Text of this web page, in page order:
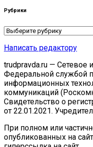
Рубрики
Рубрики
Написать редактору
trudpravda.ru — Сетевое
Федеральной службой
информационных
коммуникаций
Свидетельство о
от 22.01.2021.
При полном или
опубликованных на